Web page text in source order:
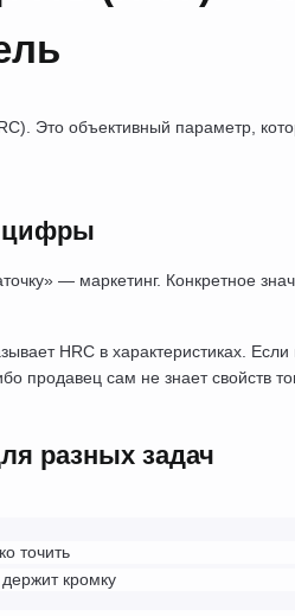
Это объективный параметр,
цифры
— маркетинг. Конкретное
HRC в характеристиках.
продавец сам не знает свойств
разных задач
точить
кромку